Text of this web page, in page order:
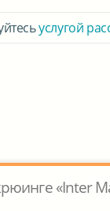
услугой
«Inter